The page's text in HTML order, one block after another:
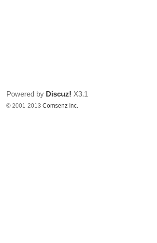
Powered by Discuz! X3.1
© 2001-2013Comsenz Inc.